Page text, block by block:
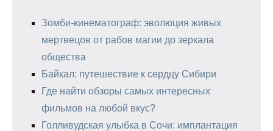
Зомби-кинематограф: эволюция живых
мертвецов от рабов магии до зеркала
общества
Байкал: путешествие к сердцу Сибири
Где найти обзоры самых интересных
фильмов на любой вкус?
Голливудская улыбка в Сочи: имплантация